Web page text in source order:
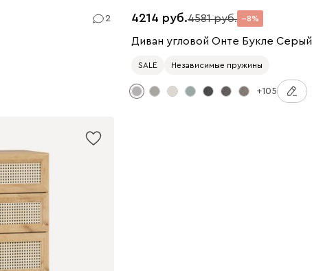
2 4214 4581 8
Диван угловой Онте Букле Серый
SALE Независимые пружины
+105